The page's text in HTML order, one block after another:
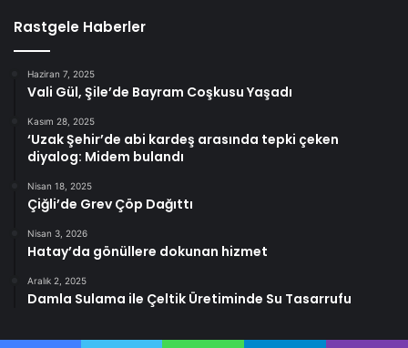
Rastgele Haberler
Haziran 7, 2025
Vali Gül, Şile’de Bayram Coşkusu Yaşadı
Kasım 28, 2025
‘Uzak Şehir’de abi kardeş arasında tepki çeken
diyalog: Midem bulandı
Nisan 18, 2025
Çiğli’de Grev Çöp Dağıttı
Nisan 3, 2026
Hatay’da gönüllere dokunan hizmet
Aralık 2, 2025
Damla Sulama ile Çeltik Üretiminde Su Tasarrufu